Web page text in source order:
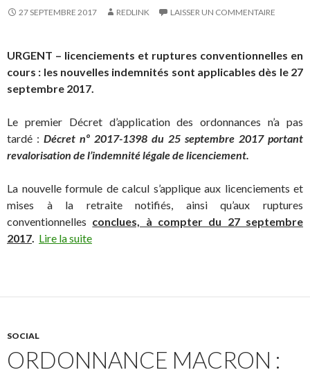
27 SEPTEMBRE 2017 REDLINK LAISSER UN COMMENTAIRE
URGENT – licenciements et ruptures conventionnelles en
cours : les nouvelles indemnités sont applicables dès le 27
septembre 2017.
Le premier Décret d’application des ordonnances n’a pas
tardé : Décret nº 2017-1398 du 25 septembre 2017 portant
revalorisation de l’indemnité légale de licenciement.
La nouvelle formule de calcul s’applique aux licenciements et
mises à la retraite notifiés, ainsi qu’aux ruptures
conventionnelles conclues, à compter du 27 septembre
2017. Lire la suite
SOCIAL
ORDONNANCE MACRON :